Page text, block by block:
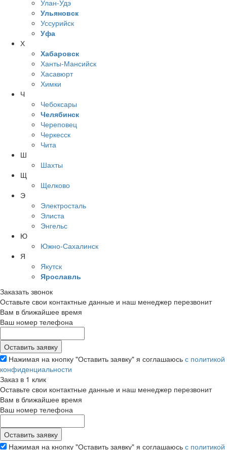
Улан-Удэ
Ульяновск
Уссурийск
Уфа
Х
Хабаровск
Ханты-Мансийск
Хасавюрт
Химки
Ч
Чебоксары
Челябинск
Череповец
Черкесск
Чита
Ш
Шахты
Щ
Щелково
Э
Электросталь
Элиста
Энгельс
Ю
Южно-Сахалинск
Я
Якутск
Ярославль
Заказать звонок
Оставьте свои контактные данные и наш менеджер перезвонит
Вам в ближайшее время
Ваш номер телефона
Нажимая на кнопку "Оставить заявку" я соглашаюсь с политикой
конфиденциальности
Заказ в 1 клик
Оставьте свои контактные данные и наш менеджер перезвонит
Вам в ближайшее время
Ваш номер телефона
Нажимая на кнопку "Оставить заявку" я соглашаюсь с политикой